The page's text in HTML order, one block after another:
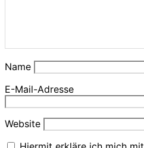
Name
E-Mail-Adresse
Website